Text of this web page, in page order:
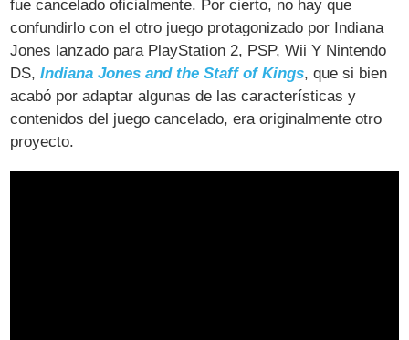
fue cancelado oficialmente. Por cierto, no hay que
confundirlo con el otro juego protagonizado por Indiana
Jones lanzado para PlayStation 2, PSP, Wii Y Nintendo
DS,Indiana Jones and the Staff of Kings, que si bien
acabó por adaptar algunas de las características y
contenidos del juego cancelado, era originalmente otro
proyecto.